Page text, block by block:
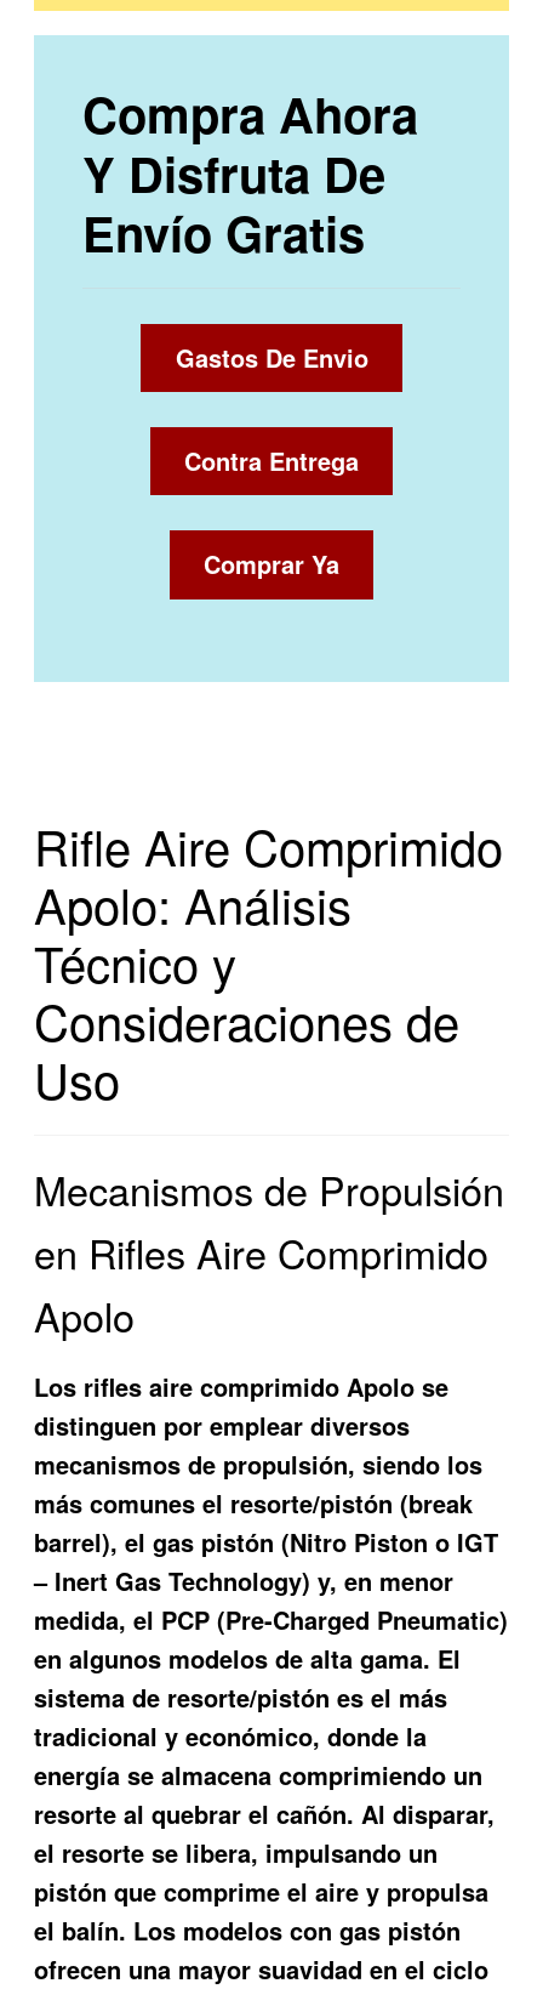
Compra Ahora
Y Disfruta De
Envío Gratis
Gastos De Envio
Contra Entrega
Comprar Ya
Rifle Aire Comprimido
Apolo: Análisis
Técnico y
Consideraciones de
Uso
Mecanismos de Propulsión
en Rifles Aire Comprimido
Apolo
Los rifles aire comprimido Apolo se
distinguen por emplear diversos
mecanismos de propulsión, siendo los
más comunes el resorte/pistón (break
barrel), el gas pistón (Nitro Piston o IGT
– Inert Gas Technology) y, en menor
medida, el PCP (Pre-Charged Pneumatic)
en algunos modelos de alta gama. El
sistema de resorte/pistón es el más
tradicional y económico, donde la
energía se almacena comprimiendo un
resorte al quebrar el cañón. Al disparar,
el resorte se libera, impulsando un
pistón que comprime el aire y propulsa
el balín. Los modelos con gas pistón
ofrecen una mayor suavidad en el ciclo